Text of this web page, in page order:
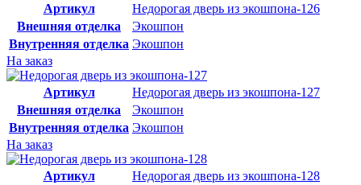
Артикул
Недорогая дверь из экошпона-126
Внешняя отделка
Экошпон
Внутренняя отделка Экошпон
На заказ
Артикул
Недорогая дверь из экошпона-127
Внешняя отделка
Экошпон
Внутренняя отделка Экошпон
На заказ
Артикул
Недорогая дверь из экошпона-128